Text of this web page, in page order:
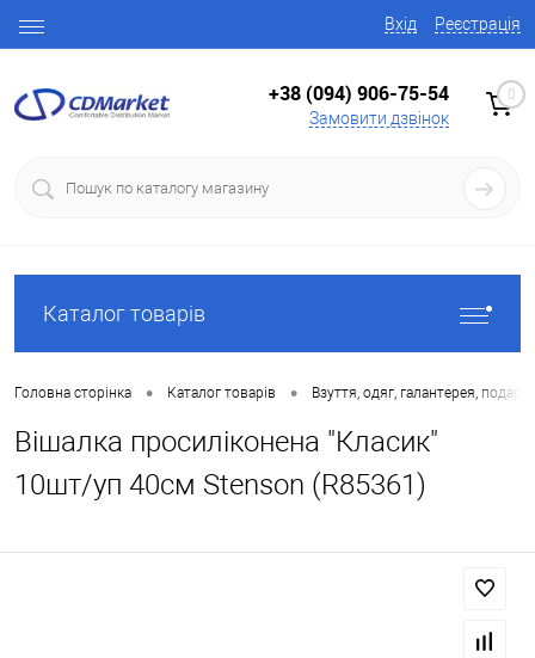
Вхід Реєстрація
+38 (094) 906-75-54
Замовити дзвінок
0
Каталог товарів
Головна сторінка • Каталог товарів • Взуття, одяг, галантерея,
Вішалка просиліконена "Класик"
10шт/уп 40см Stenson (R85361)